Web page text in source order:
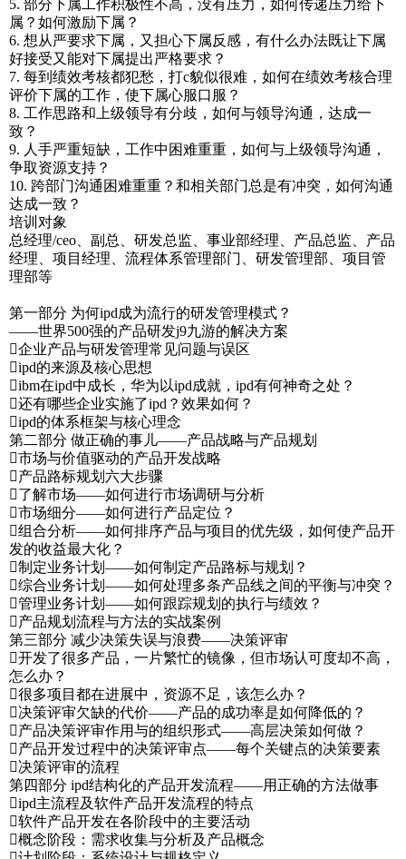
5. 部分下属工作积极性不高，没有压力，如何传递压力给下
属？如何激励下属？
6. 想从严要求下属，又担心下属反感，有什么办法既让下属
好接受又能对下属提出严格要求？
7. 每到绩效考核都犯愁，打c貌似很难，如何在绩效考核合理
评价下属的工作，使下属心服口服？
8. 工作思路和上级领导有分歧，如何与领导沟通，达成一
致？
9. 人手严重短缺，工作中困难重重，如何与上级领导沟通，
争取资源支持？
10. 跨部门沟通困难重重？和相关部门总是有冲突，如何沟通
达成一致？
培训对象
总经理/ceo、副总、研发总监、事业部经理、产品总监、产品
经理、项目经理、流程体系管理部门、研发管理部、项目管
理部等
第一部分 为何ipd成为流行的研发管理模式？
——世界500强的产品研发j9九游的解决方案
企业产品与研发管理常见问题与误区
ipd的来源及核心思想
ibm在ipd中成长，华为以ipd成就，ipd有何神奇之处？
还有哪些企业实施了ipd？效果如何？
ipd的体系框架与核心理念
第二部分 做正确的事儿——产品战略与产品规划
市场与价值驱动的产品开发战略
产品路标规划六大步骤
了解市场——如何进行市场调研与分析
市场细分——如何进行产品定位？
组合分析——如何排序产品与项目的优先级，如何使产品开
发的收益最大化？
制定业务计划——如何制定产品路标与规划？
综合业务计划——如何处理多条产品线之间的平衡与冲突？
管理业务计划——如何跟踪规划的执行与绩效？
产品规划流程与方法的实战案例
第三部分 减少决策失误与浪费——决策评审
开发了很多产品，一片繁忙的镜像，但市场认可度却不高，
怎么办？
很多项目都在进展中，资源不足，该怎么办？
决策评审欠缺的代价——产品的成功率是如何降低的？
产品决策评审作用与的组织形式——高层决策如何做？
产品开发过程中的决策评审点——每个关键点的决策要素
决策评审的流程
第四部分 ipd结构化的产品开发流程——用正确的方法做事
ipd主流程及软件产品开发流程的特点
软件产品开发在各阶段中的主要活动
概念阶段：需求收集与分析及产品概念